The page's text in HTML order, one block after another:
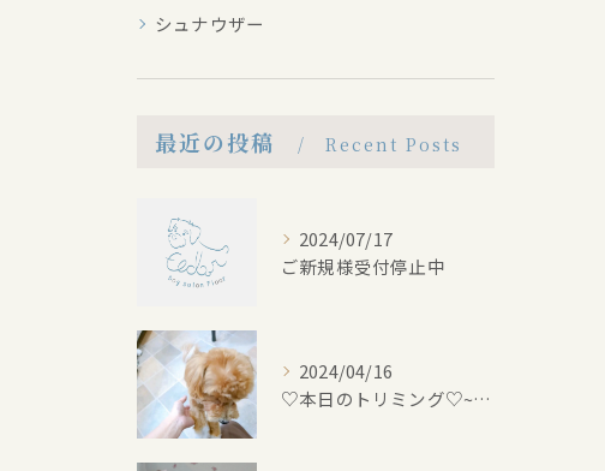
シュナウザー
最近の投稿 Recent Posts
2024/07/17
ご新規様受付停止中
2024/04/16
♡本日のトリミング♡⁠~岡崎トリミングサロン~